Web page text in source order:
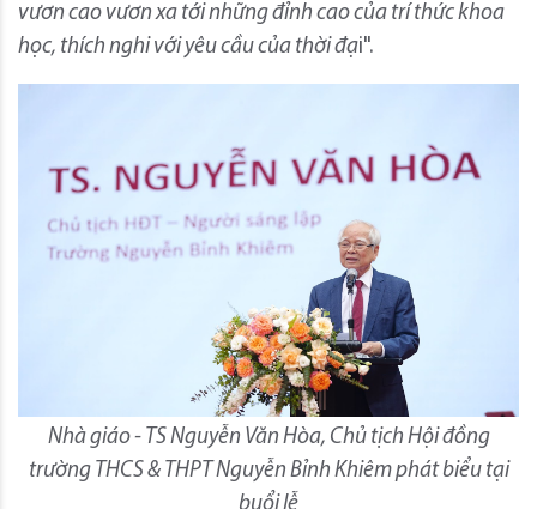
vươn cao vươn xa tới những đỉnh cao của trí thức khoa
học, thích nghi với yêu cầu của thời đại".
Nhà giáo - TS Nguyễn Văn Hòa, Chủ tịch Hội đồng
trường THCS & THPT Nguyễn Bỉnh Khiêm phát biểu tại